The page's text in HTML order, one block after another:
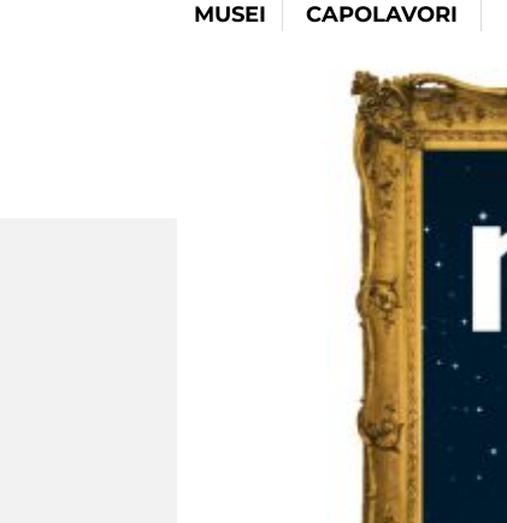
MUSEI CAPOLAVORI